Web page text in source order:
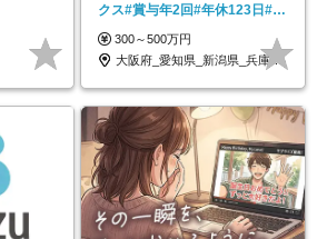
クス#賞与年2回#年休123日#完
全週休2日制
300～500万円
大阪府_愛知県_新潟県_兵庫県_福岡県